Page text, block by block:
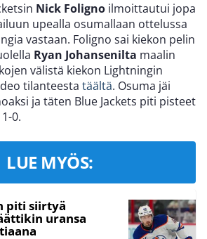
Nick Foligno ilmoittautui jopa
upealla osumallaan ottelussa
vastaan. Foligno sai kiekon pelin
Ryan Johansenilta maalin
välistä kiekon Lightningin
tilanteesta täältä. Osuma jäi
ja täten Blue Jackets piti pisteet
0.
LUE MYÖS:
piti siirtyä
uransa